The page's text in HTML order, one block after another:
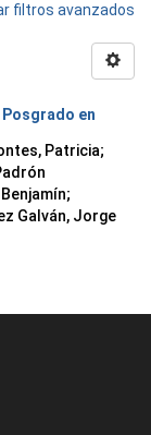
filtros avanzados
en
Patricia;
;
Galván, Jorge